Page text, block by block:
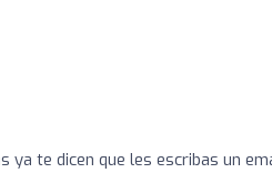
te dicen que les escribas un